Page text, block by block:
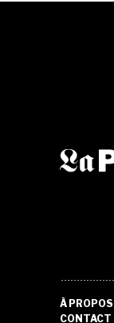
À PROPOS
CONTACT